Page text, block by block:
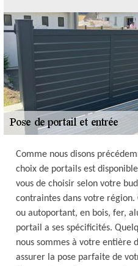
Comme nous disons
choix de portails est
vous de choisir selon votre
contraintes dans votre région.
ou autoportant, en bois, fer,
portail a ses spécificités.
nous sommes à votre entière
assurer la pose parfaite de